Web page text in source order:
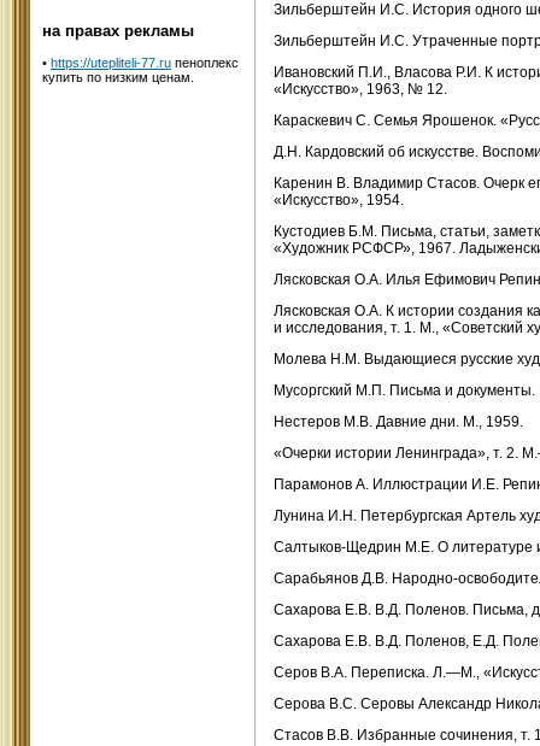
на правах рекламы
• https://utepliteli-77.ru пеноплекс
купить по низким ценам.
Зильберштейн И.С. История одного
Зильберштейн И.С. Утраченные
Ивановский П.И., Власова Р.И. К
«Искусство», 1963, № 12.
Караскевич С. Семья Ярошенок.
Д.Н. Кардовский об искусстве.
Каренин В. Владимир Стасов. Очерк
«Искусство», 1954.
Кустодиев Б.М. Письма, статьи,
«Художник РСФСР», 1967.
Лясковская О.А. Илья Ефимович
Лясковская О.А. К истории создания
и исследования, т. 1. М., «Советский
Молева Н.М. Выдающиеся русские
Мусоргский М.П. Письма и
Нестеров М.В. Давние дни. М., 1959.
«Очерки истории Ленинграда», т. 2.
Парамонов А. Иллюстрации И.Е.
Лунина И.Н. Петербургская Артель
Салтыков-Щедрин М.Е. О литературе
Сарабьянов Д.В. Народно-
Сахарова Е.В. В.Д. Поленов. Письма,
Сахарова Е.В. В.Д. Поленов, Е.Д.
Серов В.А. Переписка. Л.—М.,
Серова В.С. Серовы Александр
Стасов В.В. Избранные сочинения, т.